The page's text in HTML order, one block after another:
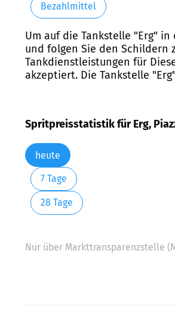
Bezahlmittel
Um auf die Tankstelle "Erg"
und folgen Sie den Schildern
Tankdienstleistungen für
akzeptiert. Die Tankstelle
Spritpreisstatistik für Erg,
heute
7 Tage
28 Tage
Nur über Markttransparenzstelle